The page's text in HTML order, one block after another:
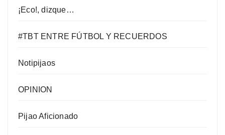
¡Eco!, dizque…
#TBT ENTRE FÚTBOL Y RECUERDOS
Notipijaos
OPINION
Pijao Aficionado